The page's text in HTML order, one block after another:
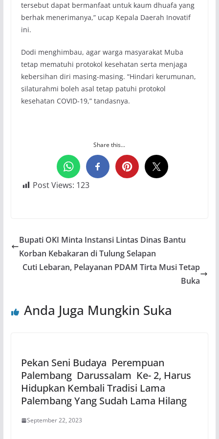
tersebut dapat bermanfaat untuk kaum dhuafa yang
berhak menerimanya,” ucap Kepala Daerah Inovatif
ini.
Dodi menghimbau, agar warga masyarakat Muba
tetap mematuhi protokol kesehatan serta menjaga
kebersihan diri masing-masing. “Hindari kerumunan,
silaturahmi boleh asal tetap patuhi protokol
kesehatan COVID-19,” tandasnya.
Share this...
Post Views: 123
Bupati OKI Minta Instansi Lintas Dinas Bantu
Korban Kebakaran di Tulung Selapan
Cuti Lebaran, Pelayanan PDAM Tirta Musi Tetap
Buka
Anda Juga Mungkin Suka
Pekan Seni Budaya Perempuan
Palembang Darussalam Ke- 2, Harus
Hidupkan Kembali Tradisi Lama
Palembang Yang Sudah Lama Hilang
September 22, 2023